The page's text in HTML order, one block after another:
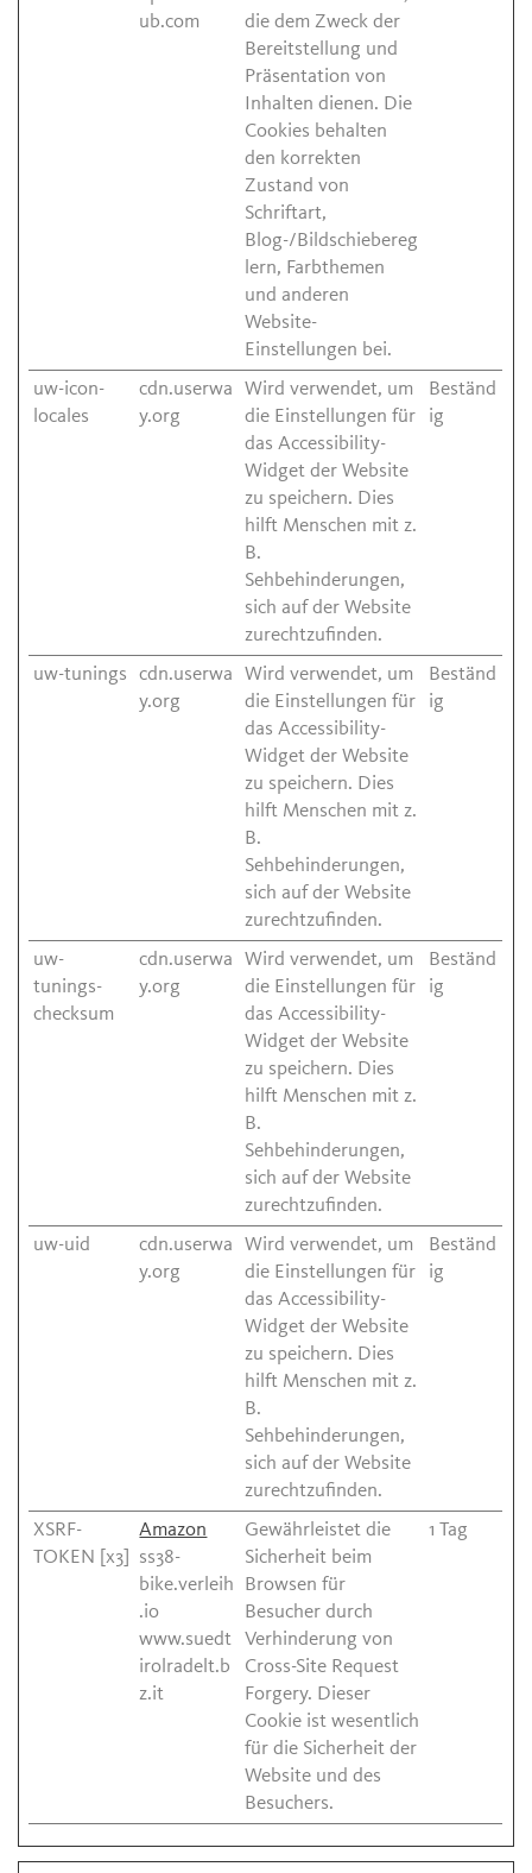
ub.com
die dem Zweck der
Bereitstellung und
Präsentation von
Inhalten dienen. Die
Cookies behalten
den korrekten
Zustand von
Schriftart,
Blog-/Bildschiebereg
lern, Farbthemen
und anderen
Website-
Einstellungen bei.
uw-icon-
locales
cdn.userwa
y.org
Wird verwendet, um
die Einstellungen für
das Accessibility-
Widget der Website
zu speichern. Dies
hilft Menschen mit z.
B.
Sehbehinderungen,
sich auf der Website
zurechtzufinden.
Beständ
ig
uw-tunings
cdn.userwa
y.org
Wird verwendet, um
die Einstellungen für
das Accessibility-
Widget der Website
zu speichern. Dies
hilft Menschen mit z.
B.
Sehbehinderungen,
sich auf der Website
zurechtzufinden.
Beständ
ig
uw-
tunings-
checksum
cdn.userwa
y.org
Wird verwendet, um
die Einstellungen für
das Accessibility-
Widget der Website
zu speichern. Dies
hilft Menschen mit z.
B.
Sehbehinderungen,
sich auf der Website
zurechtzufinden.
Beständ
ig
uw-uid
cdn.userwa
y.org
Wird verwendet, um
die Einstellungen für
das Accessibility-
Widget der Website
zu speichern. Dies
hilft Menschen mit z.
B.
Sehbehinderungen,
sich auf der Website
zurechtzufinden.
Beständ
ig
XSRF-
TOKEN [x3]
Amazon
ss38-
bike.verleih
.io
www.suedt
irolradelt.b
z.it
Gewährleistet die
Sicherheit beim
Browsen für
Besucher durch
Verhinderung von
Cross-Site Request
Forgery. Dieser
Cookie ist wesentlich
für die Sicherheit der
Website und des
Besuchers.
1 Tag